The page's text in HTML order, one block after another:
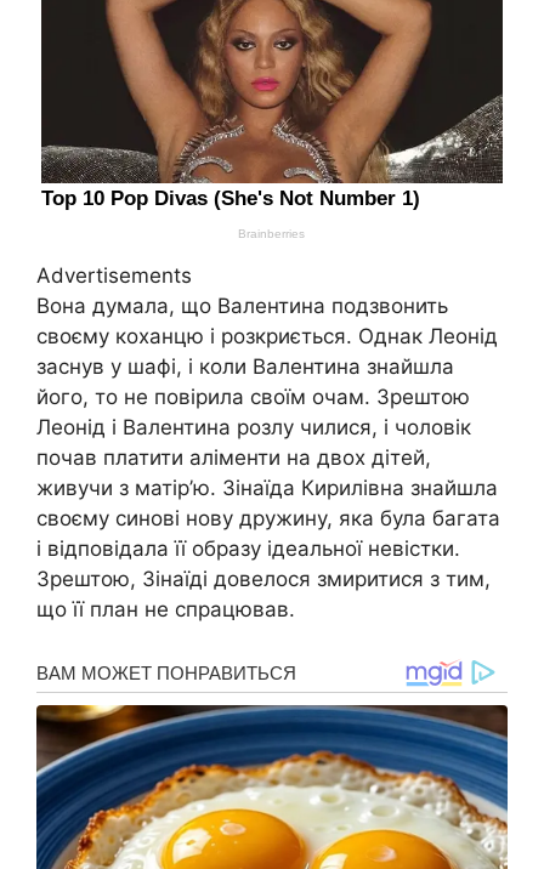
Advertisements
Вона думала, що Валентина подзвонить
своєму коханцю і розкриється. Однак Леонід
заснув у шафі, і коли Валентина знайшла
його, то не повірила своїм очам. Зрештою
Леонід і Валентина розлу чилися, і чоловік
почав платити аліменти на двох дітей,
живучи з матір’ю. Зінаїда Кирилівна знайшла
своєму синові нову дружину, яка була багата
і відповідала її образу ідеальної невістки.
Зрештою, Зінаїді довелося змиритися з тим,
що її план не спрацював.